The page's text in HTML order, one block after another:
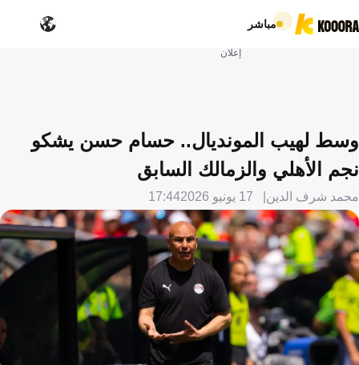
مباشر
إعلان
وسط لهيب المونديال.. حسام حسن يشكو
نجم الأهلي والزمالك السابق
محمد شرف الدين 17 يونيو 2026 17:44